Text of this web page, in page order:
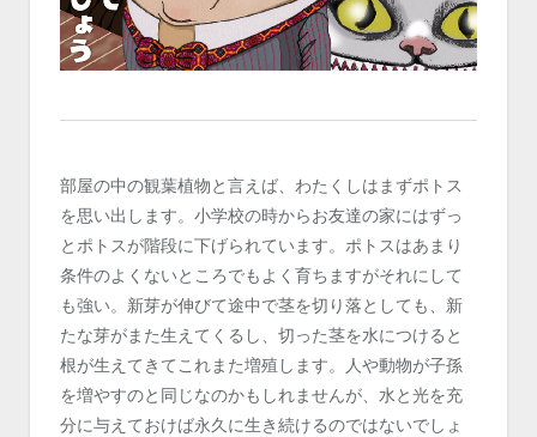
部屋の中の観葉植物と言えば、わたくしはまずポトス
を思い出します。小学校の時からお友達の家にはずっ
とポトスが階段に下げられています。ポトスはあまり
条件のよくないところでもよく育ちますがそれにして
も強い。新芽が伸びて途中で茎を切り落としても、新
たな芽がまた生えてくるし、切った茎を水につけると
根が生えてきてこれまた増殖します。人や動物が子孫
を増やすのと同じなのかもしれませんが、水と光を充
分に与えておけば永久に生き続けるのではないでしょ